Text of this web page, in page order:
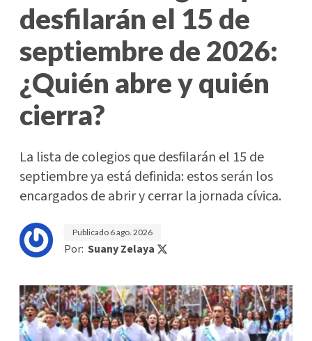
desfilarán el 15 de
septiembre de 2026:
¿Quién abre y quién
cierra?
La lista de colegios que desfilarán el 15 de
septiembre ya está definida: estos serán los
encargados de abrir y cerrar la jornada cívica.
Publicado 6 ago. 2026
Por: Suany Zelaya